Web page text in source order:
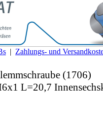
| Zahlungs- und
(1706)
L=20,7